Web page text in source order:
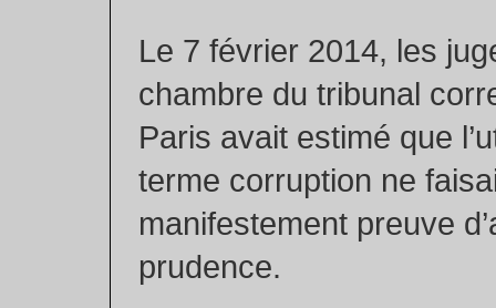
Le 7 février 2014, les
chambre du tribunal
Paris avait estimé que
terme corruption ne
manifestement preuve
prudence.